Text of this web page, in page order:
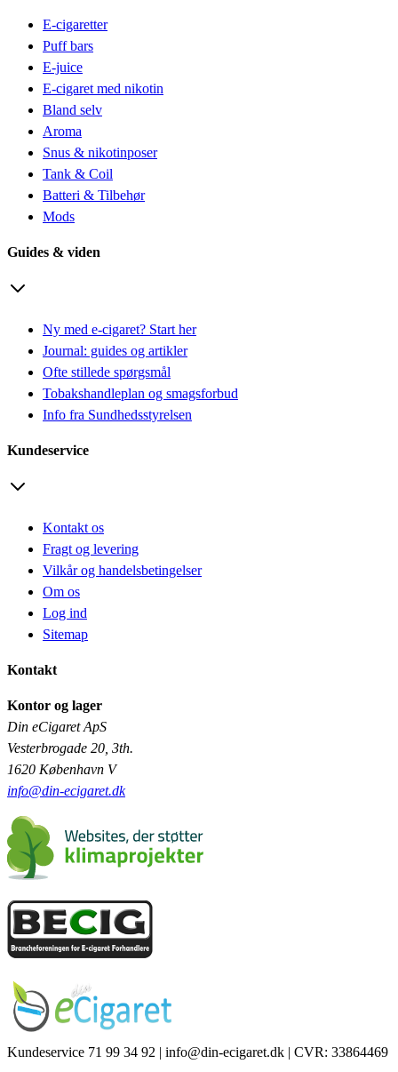
E-cigaretter
Puff bars
E-juice
E-cigaret med nikotin
Bland selv
Aroma
Snus & nikotinposer
Tank & Coil
Batteri & Tilbehør
Mods
Guides & viden
Ny med e-cigaret? Start her
Journal: guides og artikler
Ofte stillede spørgsmål
Tobakshandleplan og smagsforbud
Info fra Sundhedsstyrelsen
Kundeservice
Kontakt os
Fragt og levering
Vilkår og handelsbetingelser
Om os
Log ind
Sitemap
Kontakt
Kontor og lager
Din eCigaret ApS
Vesterbrogade 20, 3th.
1620 København V
info@din-ecigaret.dk
Kundeservice 71 99 34 92 | info@din-ecigaret.dk | CVR: 33864469